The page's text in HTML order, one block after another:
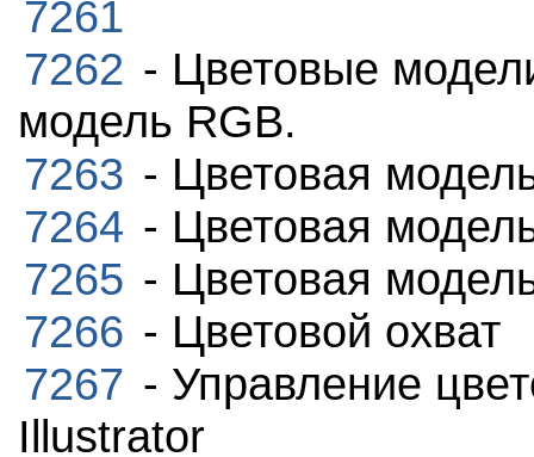
7261
7262 - Цветовые
модель RGB.
7263 - Цветовая
7264 - Цветовая
7265 - Цветовая
7266 - Цветовой охват
7267 - Управление
Illustrator